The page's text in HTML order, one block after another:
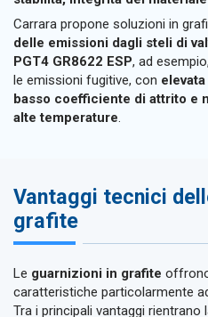
Carrara propone soluzioni in
delle emissioni dagli steli di
PGT4 GR8622 ESP, ad
le emissioni fugitive, con
basso coefficiente di attrito e
alte temperature.
Vantaggi tecnici
grafite
Le guarnizioni in grafite
caratteristiche particolarmente
Tra i principali vantaggi rientrano